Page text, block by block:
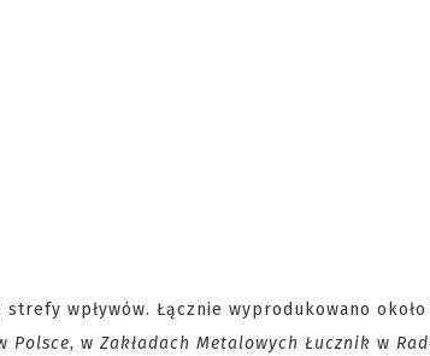
wpływów. Łącznie wyprodukowano około
Polsce, w Zakładach Metalowych Łucznik w